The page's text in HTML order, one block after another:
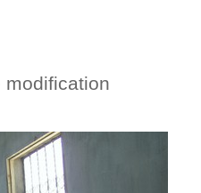
modification